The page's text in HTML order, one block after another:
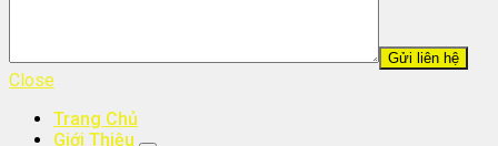
Close
Trang Chủ
Giới Thiệu